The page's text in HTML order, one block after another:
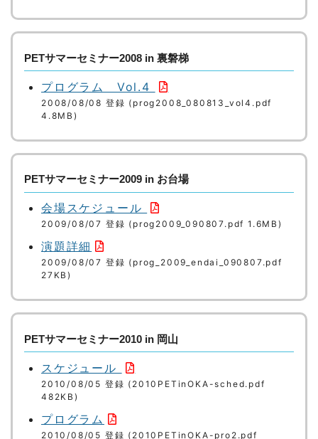
PETサマーセミナー2008 in 裏磐梯
プログラム Vol.4
2008/08/08 登録 (prog2008_080813_vol4.pdf
4.8MB)
PETサマーセミナー2009 in お台場
会場スケジュール
2009/08/07 登録 (prog2009_090807.pdf 1.6MB)
演題詳細
2009/08/07 登録 (prog_2009_endai_090807.pdf
27KB)
PETサマーセミナー2010 in 岡山
スケジュール
2010/08/05 登録 (2010PETinOKA-sched.pdf
482KB)
プログラム
2010/08/05 登録 (2010PETinOKA-pro2.pdf